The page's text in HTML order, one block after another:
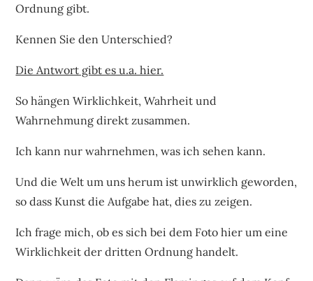
Ordnung gibt.
Kennen Sie den Unterschied?
Die Antwort gibt es u.a. hier.
So hängen Wirklichkeit, Wahrheit und
Wahrnehmung direkt zusammen.
Ich kann nur wahrnehmen, was ich sehen kann.
Und die Welt um uns herum ist unwirklich geworden,
so dass Kunst die Aufgabe hat, dies zu zeigen.
Ich frage mich, ob es sich bei dem Foto hier um eine
Wirklichkeit der dritten Ordnung handelt.